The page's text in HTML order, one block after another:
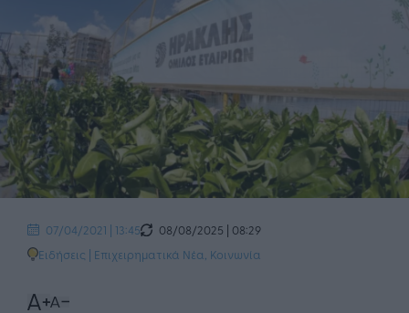
07/04/2021 | 13:45
08/08/2025 | 08:29
Ειδήσεις | Επιχειρηματικά Νέα Κοινωνία